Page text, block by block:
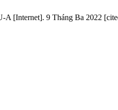
9 Tháng Ba 2022